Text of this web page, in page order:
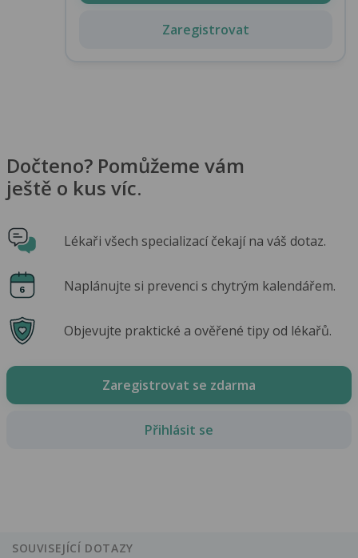
Zaregistrovat
Dočteno? Pomůžeme vám
ještě o kus víc.
Lékaři všech specializací čekají na váš dotaz.
Naplánujte si prevenci s chytrým kalendářem.
Objevujte praktické a ověřené tipy od lékařů.
Zaregistrovat se zdarma
Přihlásit se
SOUVISEJÍCÍ DOTAZY